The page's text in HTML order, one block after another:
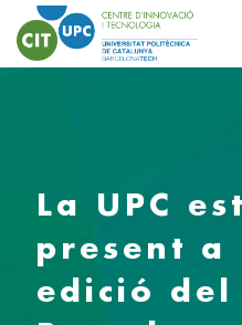
La UPC
present a
edició del